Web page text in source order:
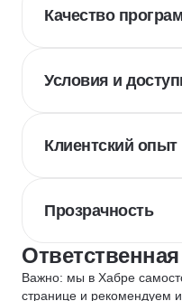
Качество
Условия и
Клиентский опыт
Прозрачность
Важно: мы в Хабре
странице и рекомендуем